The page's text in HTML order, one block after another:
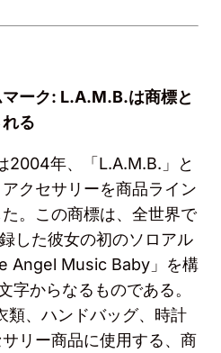
ーク: L.A.M.B.は商標と
る
2004年、「 L.A.M.B. 」と
クセサリーを商品ライン
。この商標は、全世界で
した彼女の初のソロアル
Angel Music Baby 」を構
字からなるものである。
類、ハンドバッグ、時計
リー商品に使用する、商